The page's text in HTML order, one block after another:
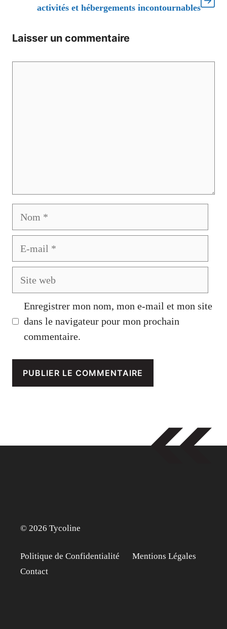
activités et hébergements incontournables
Laisser un commentaire
Enregistrer mon nom, mon e-mail et mon site
dans le navigateur pour mon prochain
commentaire.
© 2026 Tycoline
Politique de Confidentialité
Mentions Légales
Contact